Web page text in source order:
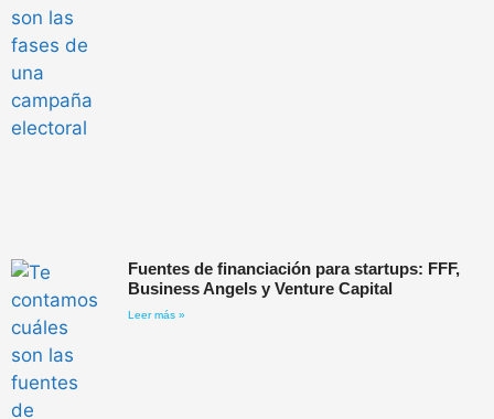
Fuentes de financiación para startups: FFF,
Business Angels y Venture Capital
Leer más »